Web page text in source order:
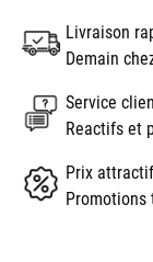
Livraison
Demain
Service
Reactifs et
Prix
Promotions